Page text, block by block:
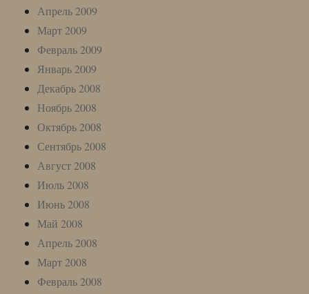
Апрель 2009
Март 2009
Февраль 2009
Январь 2009
Декабрь 2008
Ноябрь 2008
Октябрь 2008
Сентябрь 2008
Август 2008
Июль 2008
Июнь 2008
Май 2008
Апрель 2008
Март 2008
Февраль 2008